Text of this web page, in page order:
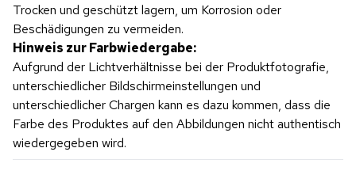
Trocken und geschützt lagern, um Korrosion oder
Beschädigungen zu vermeiden.
Hinweis zur Farbwiedergabe:
Aufgrund der Lichtverhältnisse bei der Produktfotografie,
unterschiedlicher Bildschirmeinstellungen und
unterschiedlicher Chargen kann es dazu kommen, dass die
Farbe des Produktes auf den Abbildungen nicht authentisch
wiedergegeben wird.